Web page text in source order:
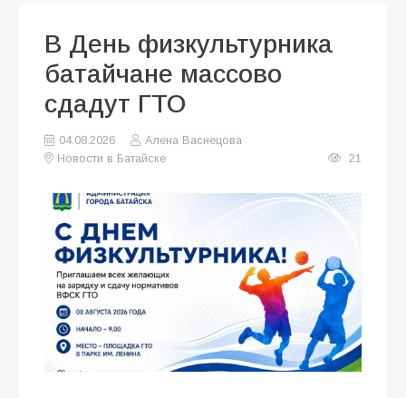
В День физкультурника
батайчане массово
сдадут ГТО
04.08.2026
Алена Васнецова
Новости в Батайске
21